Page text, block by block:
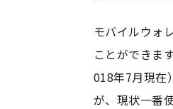
モバイルウォ
ことができま
018年7月現在
が、現状一番